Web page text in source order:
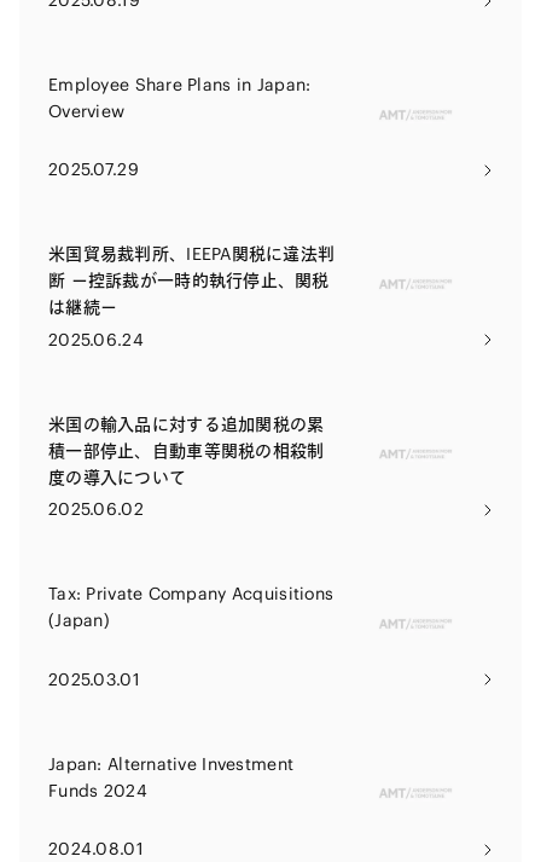
Employee Share Plans in Japan:
Overview
2025.07.29
米国貿易裁判所、IEEPA関税に違法判
断 ー控訴裁が一時的執行停止、関税
は継続ー
2025.06.24
米国の輸入品に対する追加関税の累
積一部停止、自動車等関税の相殺制
度の導入について
2025.06.02
Tax: Private Company Acquisitions
(Japan)
2025.03.01
Japan: Alternative Investment
Funds 2024
2024.08.01